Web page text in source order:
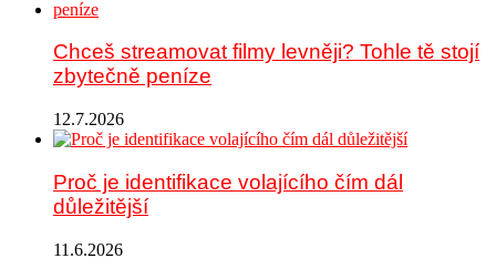
Chceš streamovat filmy levněji? Tohle tě stojí
zbytečně peníze
12.7.2026
Proč je identifikace volajícího čím dál
důležitější
11.6.2026